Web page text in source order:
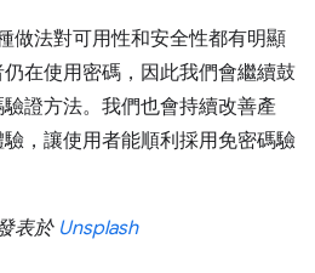
做法對可用性和安全性都有明顯
在使用密碼，因此我們會繼續鼓
證方法。我們也會持續改善產
，讓使用者能順利採用免密碼驗
表於 Unsplash